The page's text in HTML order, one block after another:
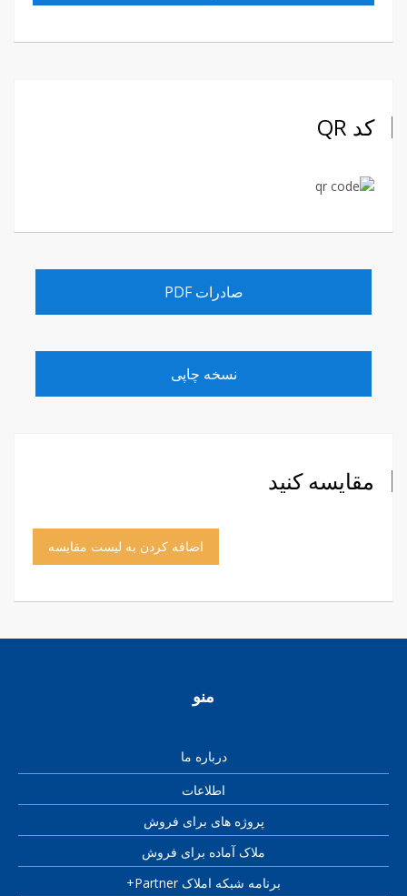
کد QR
صادرات PDF
نسخه چاپی
مقایسه کنید
اضافه کردن به لیست مقایسه
منو
درباره ما
اطلاعات
پروژه های برای فروش
ملاک آماده برای فروش
برنامه شبکه املاک Partner+